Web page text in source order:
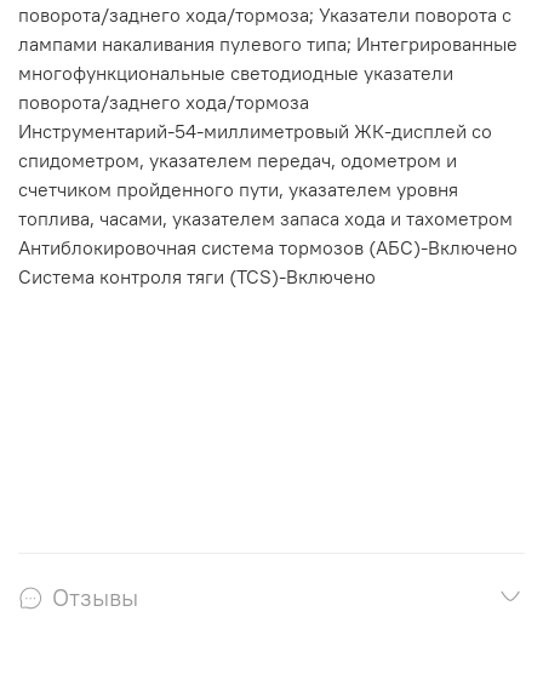
поворота/заднего хода/тормоза; Указатели поворота с
лампами накаливания пулевого типа; Интегрированные
многофункциональные светодиодные указатели
поворота/заднего хода/тормоза
Инструментарий-54-миллиметровый ЖК-дисплей со
спидометром, указателем передач, одометром и
счетчиком пройденного пути, указателем уровня
топлива, часами, указателем запаса хода и тахометром
Антиблокировочная система тормозов (АБС)-Включено
Система контроля тяги (TCS)-Включено
Отзывы